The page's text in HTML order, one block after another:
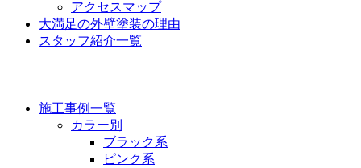
アクセスマップ
大満足の外壁塗装の理由
スタッフ紹介一覧
施工事例一覧
カラー別
ブラック系
ピンク系